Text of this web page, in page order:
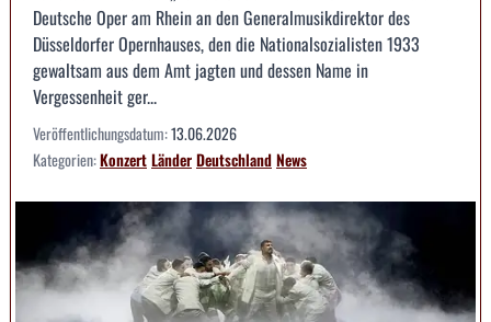
Deutsche Oper am Rhein an den Generalmusikdirektor des
Düsseldorfer Opernhauses, den die Nationalsozialisten 1933
gewaltsam aus dem Amt jagten und dessen Name in
Vergessenheit ger...
Veröffentlichungsdatum:13.06.2026
Kategorien:KonzertLänderDeutschlandNews